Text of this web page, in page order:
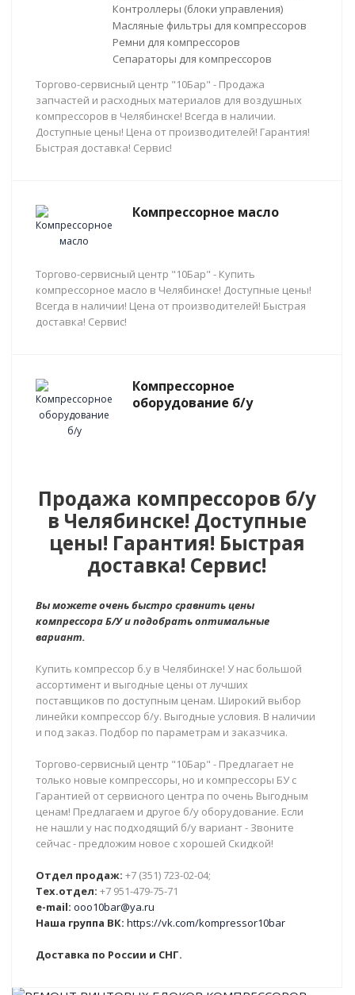
Контроллеры (блоки управления)
Масляные фильтры для компрессоров
Ремни для компрессоров
Сепараторы для компрессоров
Торгово-сервисный центр "10Бар" - Продажа
запчастей и расходных материалов для воздушных
компрессоров в Челябинске! Всегда в наличии.
Доступные цены! Цена от производителей! Гарантия!
Быстрая доставка! Сервис!
Компрессорное масло
Торгово-сервисный центр "10Бар" - Купить
компрессорное масло в Челябинске! Доступные цены!
Всегда в наличии! Цена от производителей! Быстрая
доставка! Сервис!
Компрессорное
оборудование б/у
Продажа компрессоров б/у
в Челябинске! Доступные
цены! Гарантия! Быстрая
доставка! Сервис!
Вы можете очень быстро сравнить цены
компрессора Б/У и подобрать оптимальные
вариант.
Купить компрессор б.у в Челябинске! У нас большой
ассортимент и выгодные цены от лучших
поставщиков по доступным ценам. Широкий выбор
линейки компрессор б/у. Выгодные условия. В наличии
и под заказ. Подбор по параметрам и заказчика.
Торгово-сервисный центр "10Бар" - Предлагает не
только новые компрессоры, но и компрессоры БУ с
Гарантией от сервисного центра по очень Выгодным
ценам! Предлагаем и другое б/у оборудование. Если
не нашли у нас подходящий б/у вариант - Звоните
сейчас - предложим новое с хорошей Скидкой!
Отдел продаж: +7 (351) 723-02-04;
Тех.отдел: +7 951-479-75-71
e-mail: ooo10bar@ya.ru
Наша группа ВК: https://vk.com/kompressor10bar
Доставка по России и СНГ.